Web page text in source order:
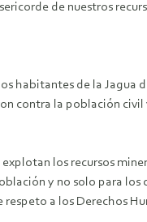
de nuestros
habitantes de la
contra la población
los recursos
y no solo para
a los Derechos